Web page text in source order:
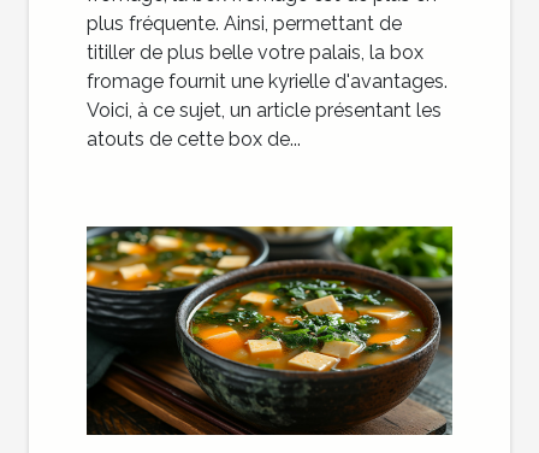
plus fréquente. Ainsi, permettant de
titiller de plus belle votre palais, la box
fromage fournit une kyrielle d'avantages.
Voici, à ce sujet, un article présentant les
atouts de cette box de...